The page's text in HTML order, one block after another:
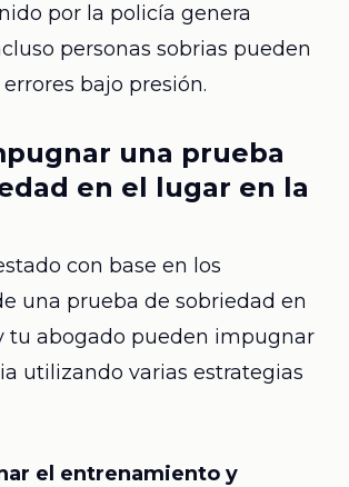
por la policía genera
personas sobrias pueden
bajo presión.
una prueba
en el lugar en la
con base en los
una prueba de sobriedad en
tu abogado pueden impugnar
utilizando varias estrategias
el entrenamiento y